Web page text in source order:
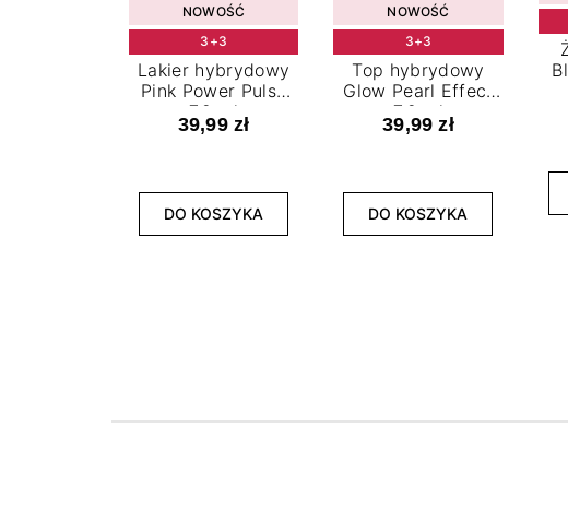
NOWOŚĆ
3+3
Lakier hybrydowy
Pink Power Pulse
7,2 ml
39,99 zł
DO KOSZYKA
NOWOŚĆ
3+3
Top hybrydowy
Glow Pearl Effect
7,2 ml
39,99 zł
DO KOSZYKA